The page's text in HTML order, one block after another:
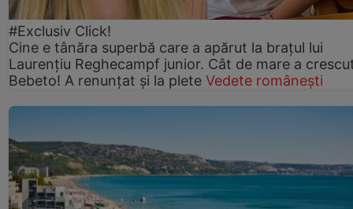
#Exclusiv Click!
Cine e tânăra superbă care a apărut la brațul lui
Laurențiu Reghecampf junior. Cât de mare a
Bebeto! A renunțat și la plete Vedete românești